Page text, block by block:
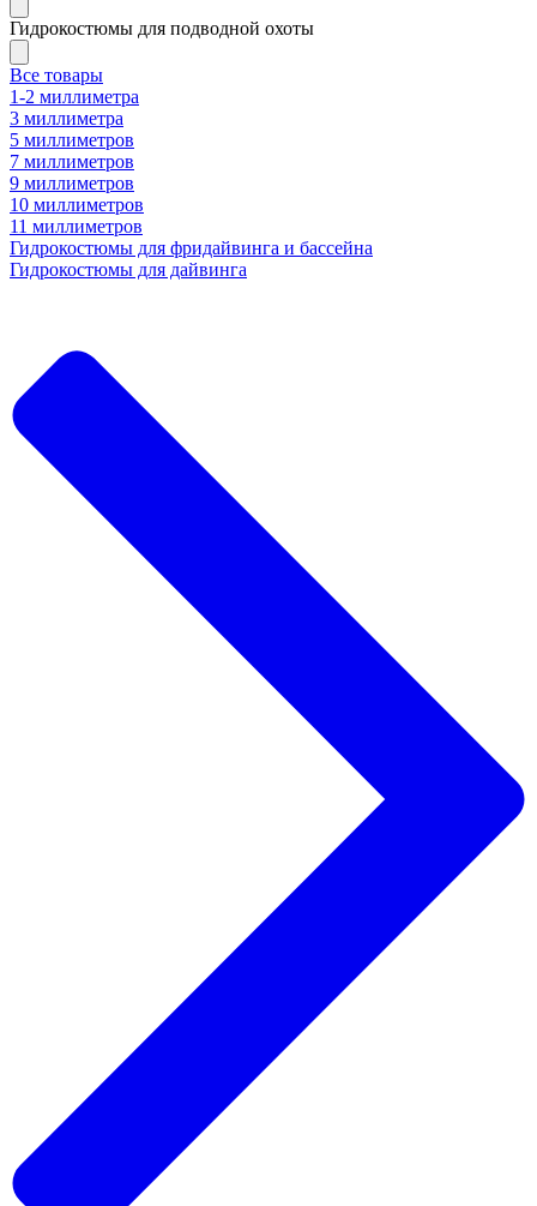
Гидрокостюмы для подводной охоты
Все товары
1-2 миллиметра
3 миллиметра
5 миллиметров
7 миллиметров
9 миллиметров
10 миллиметров
11 миллиметров
Гидрокостюмы для фридайвинга и бассейна
Гидрокостюмы для дайвинга